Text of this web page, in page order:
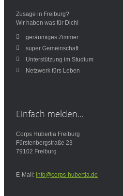
Zusage in Freiburg?
Wir haben was für Dich!
geräumiges Zimmer
super Gemeinschaft
Unterstützung im Studium
Netzwerk fürs Leben
Einfach melden...
Corps Hubertia Freiburg
Fürstenbergstraße 23
79102 Freiburg
E-Mail: info@corps-hubertia.de